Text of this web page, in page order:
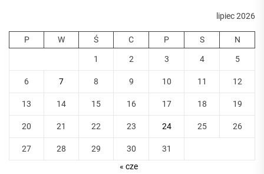
lipiec 2026
P W Ś C P S N
1 2 3 4 5
6 7 8 9 10 11 12
13 14 15 16 17 18 19
20 21 22 23 24 25 26
27 28 29 30
31
« cze